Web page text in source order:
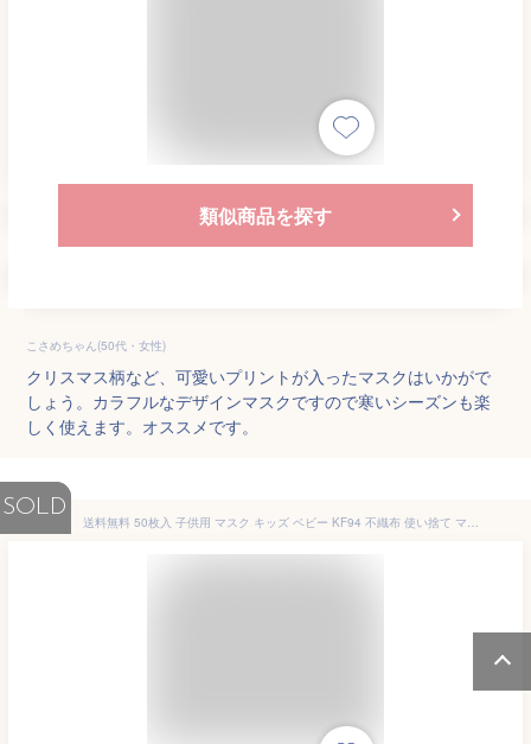
類似商品を探す
こさめちゃん(50代・女性)
クリスマス柄など、可愛いプリントが入ったマスクはいかがで
しょう。カラフルなデザインマスクですので寒いシーズンも楽
しく使えます。オススメです。
SOLD
送料無料 50枚入 子供用 マスク キッズ ベビー KF94 不織布 使い捨て マスク 可愛い 花柄 コスプレ 仮装 3D立体 マスク プレゼント 男女兼用 4層構造 防塵 飛沫 防風 花粉対策 ホワイト ピンク パープル イエロー ブラック おしゃれ オシャレ